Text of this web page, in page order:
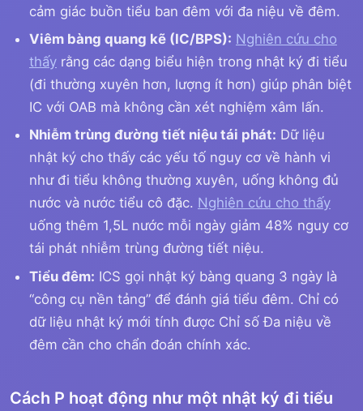
cảm giác buồn tiểu ban đêm với đa niệu về đêm.
Viêm bàng quang kẽ (IC/BPS): Nghiên cứu cho
thấy rằng các dạng biểu hiện trong nhật ký đi tiểu
(đi thường xuyên hơn, lượng ít hơn) giúp phân biệt
IC với OAB mà không cần xét nghiệm xâm lấn.
Nhiễm trùng đường tiết niệu tái phát: Dữ liệu
nhật ký cho thấy các yếu tố nguy cơ về hành vi
như đi tiểu không thường xuyên, uống không đủ
nước và nước tiểu cô đặc. Nghiên cứu cho thấy
uống thêm 1,5L nước mỗi ngày giảm 48% nguy cơ
tái phát nhiễm trùng đường tiết niệu.
Tiểu đêm: ICS gọi nhật ký bàng quang 3 ngày là
“công cụ nền tảng” để đánh giá tiểu đêm. Chỉ có
dữ liệu nhật ký mới tính được Chỉ số Đa niệu về
đêm cần cho chẩn đoán chính xác.
Cách P hoạt động như một nhật ký đi tiểu